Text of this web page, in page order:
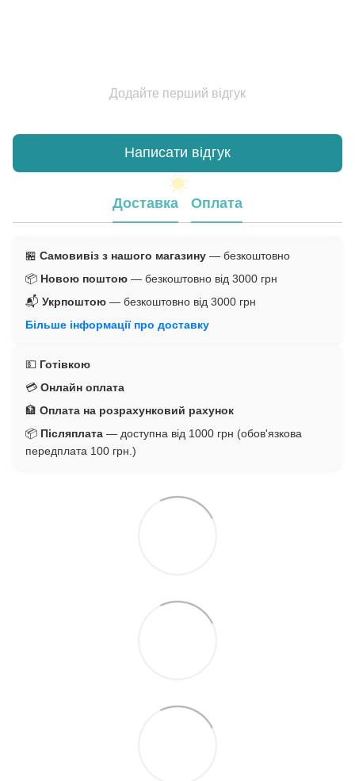
Додайте перший відгук
Написати відгук
Доставка Оплата
🏪 Самовивіз з нашого магазину — безкоштовно
📦 Новою поштою — безкоштовно від 3000 грн
📬 Укрпоштою — безкоштовно від 3000 грн
Більше інформації про доставку
💵 Готівкою
💳 Онлайн оплата
🏦 Оплата на розрахунковий рахунок
📦 Післяплата — доступна від 1000 грн (обов'язкова
передплата 100 грн.)